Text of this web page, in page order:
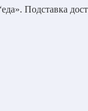
Подставка